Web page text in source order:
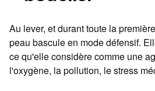
Au lever, et durant toute la
peau bascule en mode défensif.
ce qu'elle considère comme une
l'oxygène, la pollution, le stress